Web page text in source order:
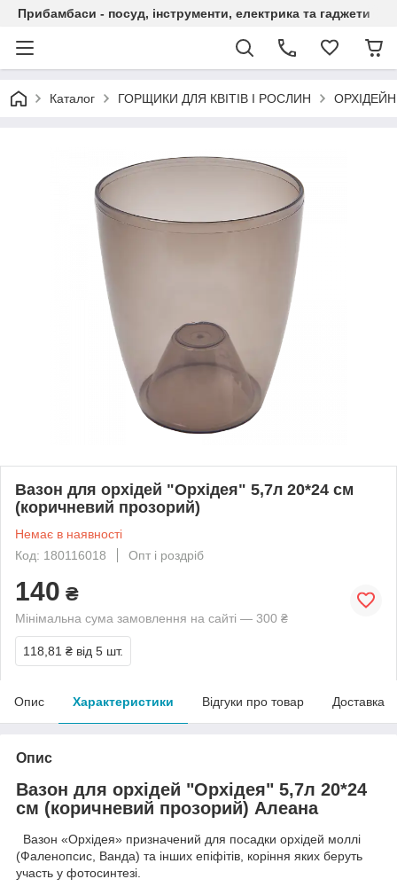
Прибамбаси - посуд, інструменти, електрика та гаджети
Каталог ГОРЩИКИ ДЛЯ КВІТІВ І РОСЛИН
Вазон для орхідей "Орхідея" 5,7л 20*24 см
(коричневий прозорий)
Немає в наявності
Код: 180116018
Опт і роздріб
140 ₴
Мінімальна сума замовлення на сайті — 300 ₴
118,81 ₴ від 5 шт.
Опис Характеристики Відгуки про товар Доставка
Опис
Вазон для орхідей "Орхідея" 5,7л 20*24
см (коричневий прозорий) Алеана
Вазон «Орхідея» призначений для посадки орхідей моллі
(Фаленопсис, Ванда) та інших епіфітів, коріння яких беруть
участь у фотосинтезі.